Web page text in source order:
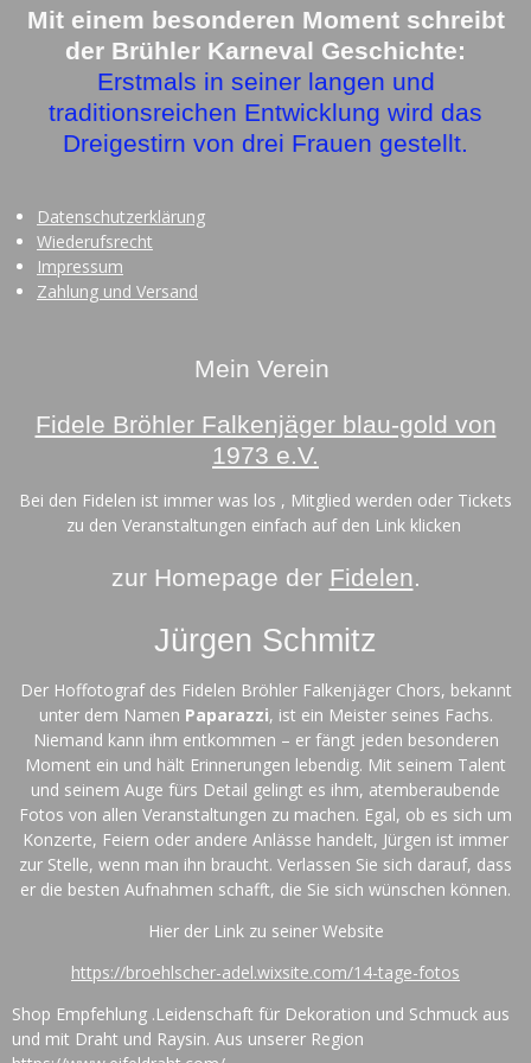
o
k
r
a
m
Mit einem besonderen Moment schreibt
der Brühler Karneval Geschichte:
Erstmals in seiner langen und
traditionsreichen Entwicklung wird das
Dreigestirn von drei Frauen gestellt.
Datenschutzerklärung
Wiederufsrecht
Impressum
Zahlung und Versand
Mein Verein
Fidele Bröhler Falkenjäger blau-gold von
1973 e.V.
Bei den Fidelen ist immer was los , Mitglied werden oder Tickets
zu den Veranstaltungen einfach auf den Link klicken
zur Homepage der Fidelen.
Jürgen Schmitz
Der Hoffotograf des Fidelen Bröhler Falkenjäger Chors, bekannt
unter dem Namen Paparazzi, ist ein Meister seines Fachs.
Niemand kann ihm entkommen – er fängt jeden besonderen
Moment ein und hält Erinnerungen lebendig. Mit seinem Talent
und seinem Auge fürs Detail gelingt es ihm, atemberaubende
Fotos von allen Veranstaltungen zu machen. Egal, ob es sich um
Konzerte, Feiern oder andere Anlässe handelt, Jürgen ist immer
zur Stelle, wenn man ihn braucht. Verlassen Sie sich darauf, dass
er die besten Aufnahmen schafft, die Sie sich wünschen können.
Hier der Link zu seiner Website
https://broehlscher-adel.wixsite.com/14-tage-fotos
Shop Empfehlung .Leidenschaft für Dekoration und Schmuck aus
und mit Draht und Raysin. Aus unserer Region